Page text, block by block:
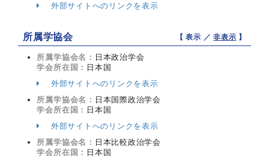
外部サイトへのリンクを表示
所属学協会 【 表示 ／非表示 】
所属学協会名： 日本政治学会
学会所在国： 日本国
外部サイトへのリンクを表示
所属学協会名： 日本国際政治学会
学会所在国： 日本国
外部サイトへのリンクを表示
所属学協会名： 日本比較政治学会
学会所在国： 日本国